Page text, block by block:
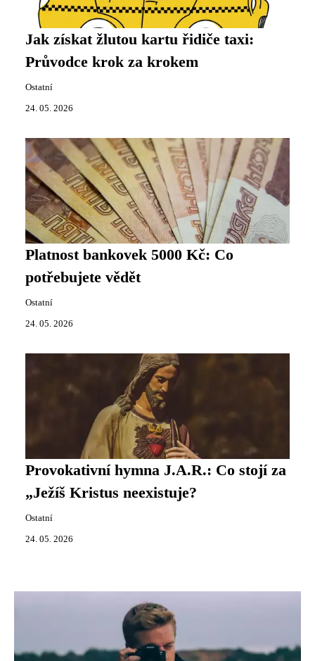
Jak získat žlutou kartu řidiče taxi:
Průvodce krok za krokem
Ostatní
24. 05. 2026
Platnost bankovek 5000 Kč: Co
potřebujete vědět
Ostatní
24. 05. 2026
Provokativní hymna J.A.R.: Co stojí za
„Ježíš Kristus neexistuje?
Ostatní
24. 05. 2026